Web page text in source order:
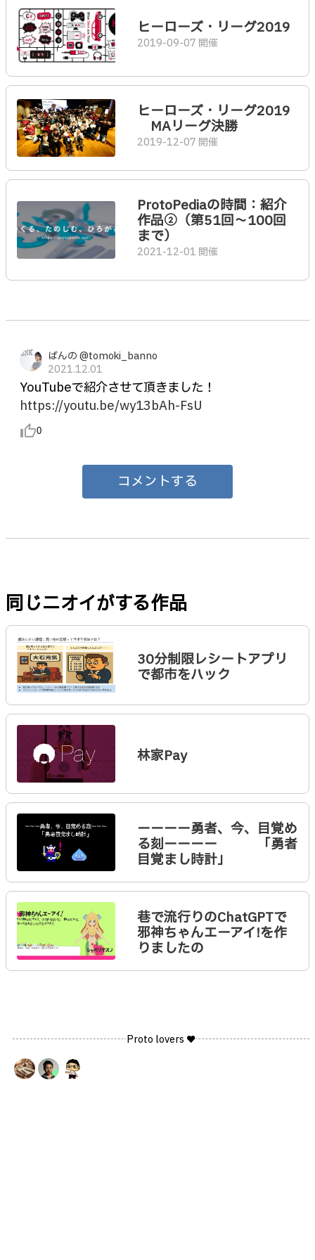
ヒーローズ・リーグ2019
2019-09-07 開催
ヒーローズ・リーグ2019
MAリーグ決勝
2019-12-07 開催
ProtoPediaの時間：紹介
作品②（第51回〜100回
まで）
2021-12-01 開催
ばんの @tomoki_banno
2021.12.01
YouTubeで紹介させて頂きました！
https://youtu.be/wy13bAh-FsU
thumb_up_alt0
コメントする
同じニオイがする作品
30分制限レシートアプリ
で都市をハック
林家Pay
ーーーー勇者、今、目覚め
る刻ーーーー 「勇者
目覚まし時計」
巷で流行りのChatGPTで
邪神ちゃんエーアイ!を作
りましたの
Proto lovers ♥